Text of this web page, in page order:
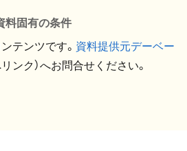
料固有の条件
テンツです。 資料提供元デーベー
ンク）へお問合せください。